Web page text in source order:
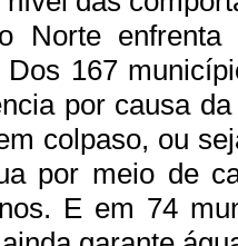
Norte
167
por causa
colpaso, ou
por meio de
E em 74